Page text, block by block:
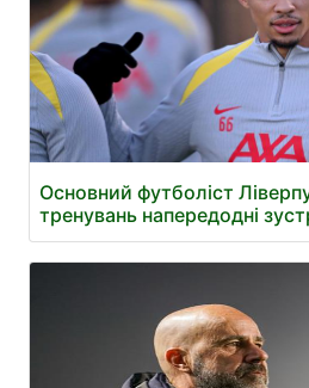
Основний футболіст
тренувань напередодні